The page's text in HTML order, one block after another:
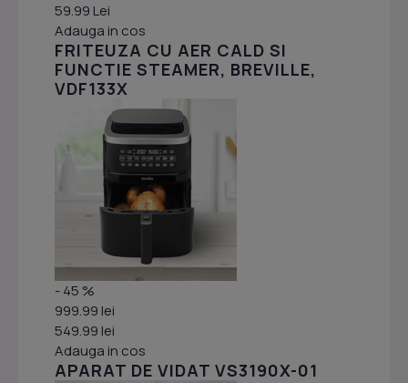
59.99 Lei
Adauga in cos
FRITEUZA CU AER CALD SI
FUNCTIE STEAMER, BREVILLE,
VDF133X
- 45 %
999.99 lei
549.99 lei
Adauga in cos
APARAT DE VIDAT VS3190X-01